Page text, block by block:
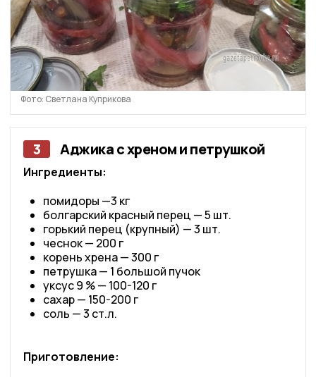
Фото: Светлана Куприкова
3 Аджика с хреном и петрушкой
Ингредиенты:
помидоры —3 кг
болгарский красный перец — 5 шт.
горький перец (крупный) — 3 шт.
чеснок — 200 г
корень хрена — 300 г
петрушка — 1 большой пучок
уксус 9 % — 100-120 г
сахар — 150-200 г
соль — 3 ст.л.
Приготовление: